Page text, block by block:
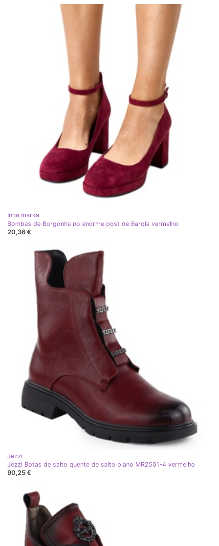
Inna marka
Bombas de Borgonha no enorme post de Barola vermelho
20,36 €
Jezzi
Jezzi Botas de salto quente de salto plano MR2501-4 vermelho
90,25 €